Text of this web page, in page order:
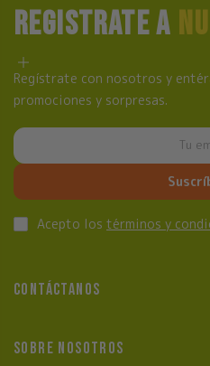
REGISTRATE A
Regístrate con nosotros y
promociones y sorpresas.
Acepto los términos y
CONTÁCTANOS
SOBRE NOSOTROS